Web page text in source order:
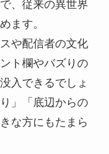
、従来の異世界
ます。
や配信者の文化
ト欄やバズりの
入できるでしょ
」「底辺からの
な方にもたまら